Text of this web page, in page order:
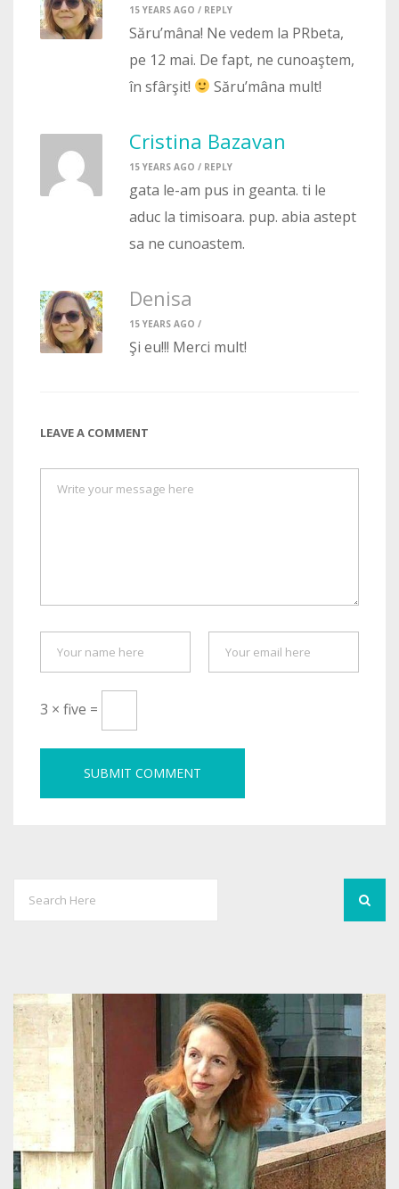
15 YEARS AGO / REPLY
Săru’mâna! Ne vedem la PRbeta,
pe 12 mai. De fapt, ne cunoaştem,
în sfârşit!
Săru’mâna mult!
Cristina Bazavan
15 YEARS AGO / REPLY
gata le-am pus in geanta. ti le
aduc la timisoara. pup. abia astept
sa ne cunoastem.
Denisa
15 YEARS AGO /
Şi eu!!! Merci mult!
LEAVE A COMMENT
3 × five =